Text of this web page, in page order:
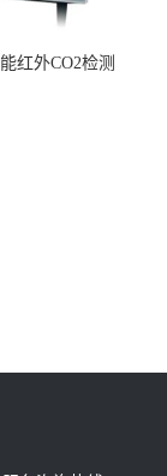
红外CO2检测